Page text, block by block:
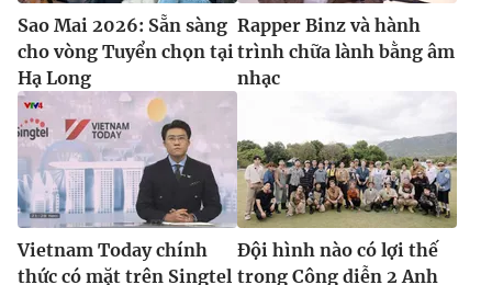
Sao Mai 2026: Sẵn sàng
cho vòng Tuyển chọn tại
Hạ Long
Rapper Binz và hành
trình chữa lành bằng âm
nhạc
Vietnam Today chính
thức có mặt trên Singtel
Đội hình nào có lợi thế
trong Công diễn 2 Anh